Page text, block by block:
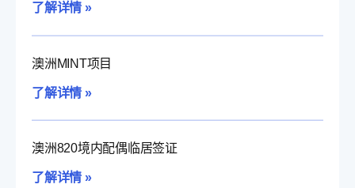
了解详情 »
澳洲MINT项目
了解详情 »
澳洲820境内配偶临居签证
了解详情 »